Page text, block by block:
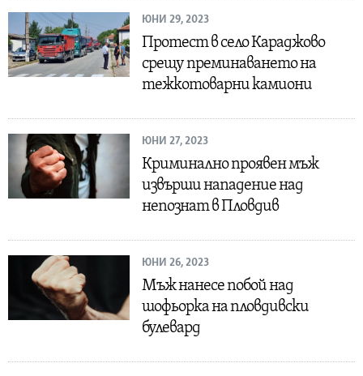
ЮНИ 29, 2023
Протест в село Караджово
срещу преминаването на
тежкотоварни камиони
ЮНИ 27, 2023
Криминално проявен мъж
извърши нападение над
непознат в Пловдив
ЮНИ 26, 2023
Мъж нанесе побой над
шофьорка на пловдивски
булевард